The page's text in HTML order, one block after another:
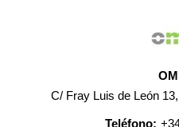
C/ Fray Luis de León
Teléfono: